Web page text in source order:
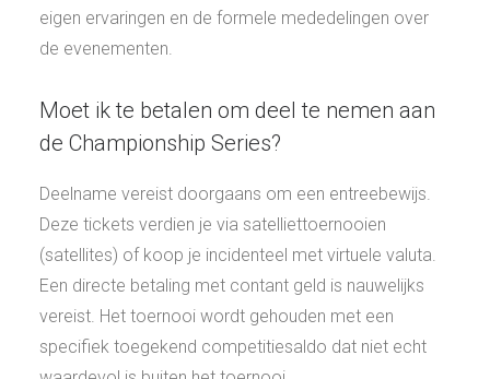
eigen ervaringen en de formele mededelingen over
de evenementen.
Moet ik te betalen om deel te nemen aan
de Championship Series?
Deelname vereist doorgaans om een entreebewijs.
Deze tickets verdien je via satelliettoernooien
(satellites) of koop je incidenteel met virtuele valuta.
Een directe betaling met contant geld is nauwelijks
vereist. Het toernooi wordt gehouden met een
specifiek toegekend competitiesaldo dat niet echt